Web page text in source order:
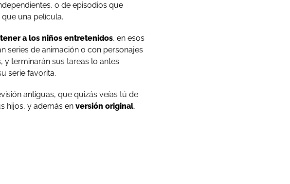
o de episodios que
una película.
a los niños entretenidos, en esos
series de animación o con personajes
y terminarán sus tareas lo antes
serie favorita.
antiguas, que quizás veías tú de
hijos, y además en versión original,